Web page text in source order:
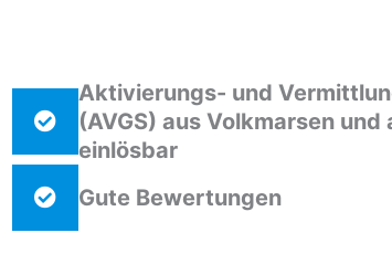
Aktivierungs- und
(AVGS) aus Volkmarsen
einlösbar
Gute Bewertungen